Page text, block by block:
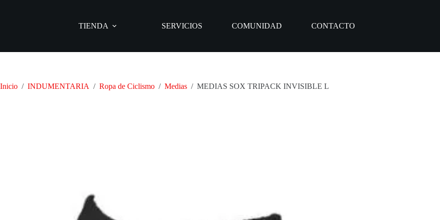
TIENDA SERVICIOS COMUNIDAD CONTACTO
Inicio / INDUMENTARIA / Ropa de Ciclismo / Medias / MEDIAS SOX TRIPACK INVISIBLE L